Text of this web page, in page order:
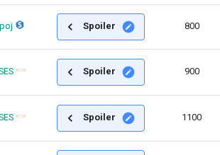
800
Spoiler
900
Spoiler
1100
Spoiler